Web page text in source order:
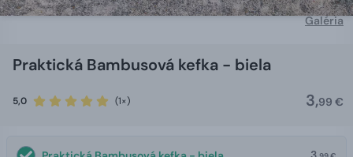
Galéria
Praktická Bambusová kefka - biela
5,0 (1×) 3,99 €